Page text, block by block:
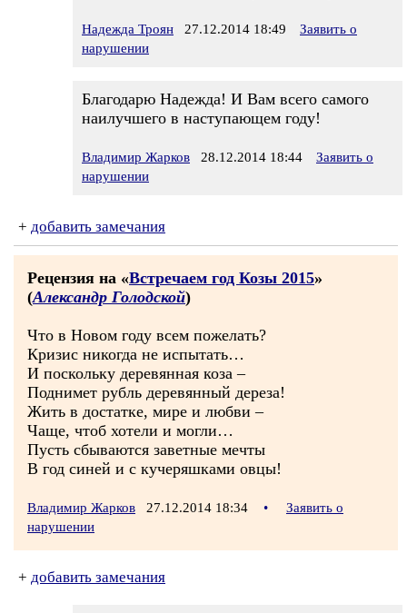
Надежда Троян 27.12.2014 18:49
Заявить о
нарушении
Благодарю Надежда! И Вам всего самого
наилучшего в наступающем году!
Владимир Жарков 28.12.2014 18:44
Заявить о
нарушении
+ добавить замечания
Рецензия на «Встречаем год Козы 2015»
(Александр Голодской)
Что в Новом году всем пожелать?
Кризис никогда не испытать…
И поскольку деревянная коза –
Поднимет рубль деревянный дереза!
Жить в достатке, мире и любви –
Чаще, чтоб хотели и могли…
Пусть сбываются заветные мечты
В год синей и с кучеряшками овцы!
Владимир Жарков 27.12.2014 18:34 •
Заявить о
нарушении
+ добавить замечания